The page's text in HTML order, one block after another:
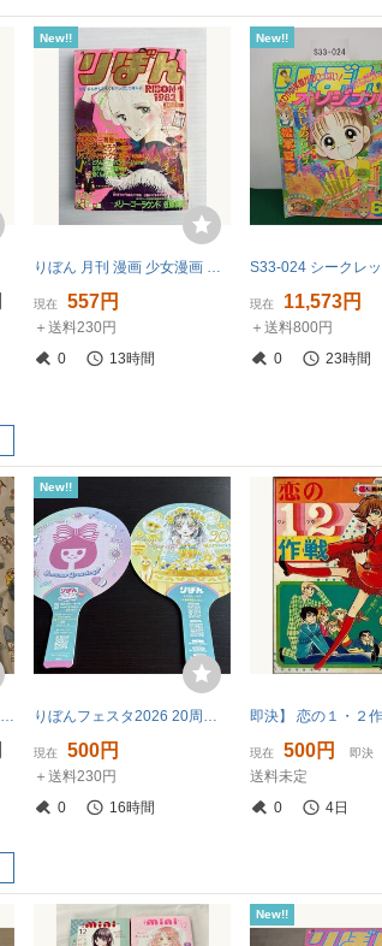
New!!
現在 557円
＋送料230円
0
13時間
New!!
現在 11,573円
＋送料800円
0
23時間
New!!
現在 500円
＋送料230円
0
16時間
現在 500円 即決
送料未定
0
4日
New!!